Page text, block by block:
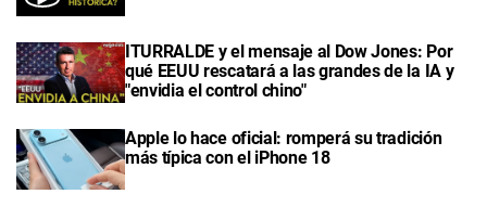
ITURRALDE y el mensaje al Dow Jones: Por
qué EEUU rescatará a las grandes de la IA y
"envidia el control chino"
Apple lo hace oficial: romperá su tradición
más típica con el iPhone 18